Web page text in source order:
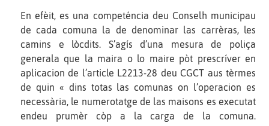
En efèit, es una competéncia deu Conselh municipau
de cada comuna la de denominar las carrèras, les
camins e lòcdits. S’agís d’una mesura de poliça
generala que la maira o lo maire pòt prescríver en
aplicacion de l’article L2213-28 deu CGCT aus tèrmes
de quin « dins totas las comunas on l’operacion es
necessària, le numerotatge de las maisons es executat
endeu prumèr còp a la carga de la comuna.